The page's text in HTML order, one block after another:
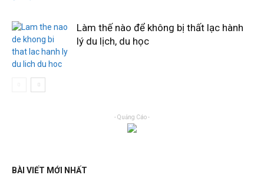
Làm thế nào để không bị thất lạc hành
lý du lịch, du học
- Quảng Cáo -
BÀI VIẾT MỚI NHẤT